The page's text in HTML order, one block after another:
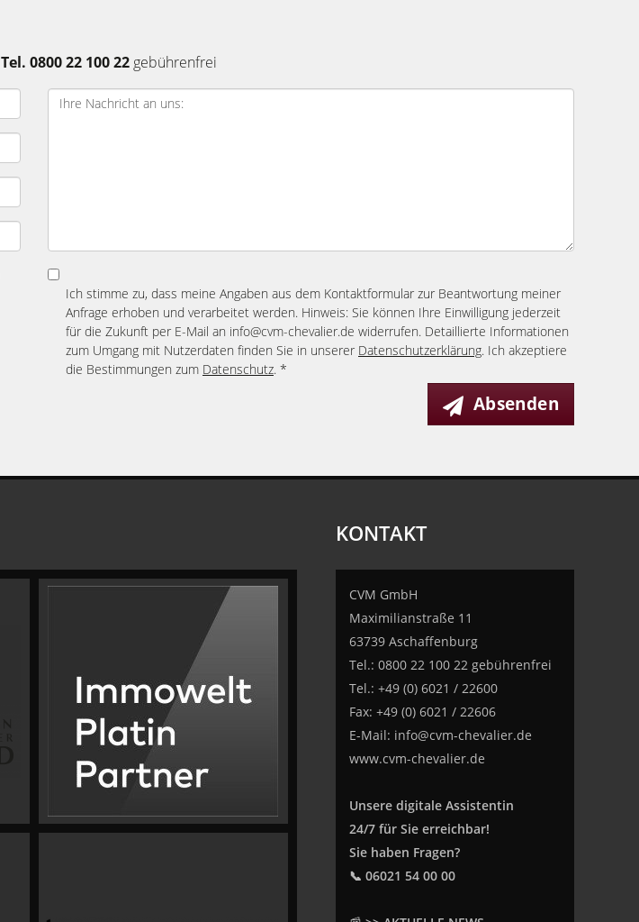
Tel. 0800 22 100 22 gebührenfrei
Ich stimme zu, dass meine Angaben aus dem Kontaktformular zur Beantwortung meiner
Anfrage erhoben und verarbeitet werden. Hinweis: Sie können Ihre Einwilligung jederzeit
für die Zukunft per E-Mail an info@cvm-chevalier.de widerrufen. Detaillierte Informationen
zum Umgang mit Nutzerdaten finden Sie in unserer Datenschutzerklärung. Ich akzeptiere
die Bestimmungen zum Datenschutz. *
Absenden
KONTAKT
CVM GmbH
Maximilianstraße 11
63739 Aschaffenburg
Tel.: 0800 22 100 22 gebührenfrei
Tel.: +49 (0) 6021 / 22600
Fax: +49 (0) 6021 / 22606
E-Mail: info@cvm-chevalier.de
www.cvm-chevalier.de
Unsere digitale Assistentin
24/7 für Sie erreichbar!
Sie haben Fragen?
📞 06021 54 00 00